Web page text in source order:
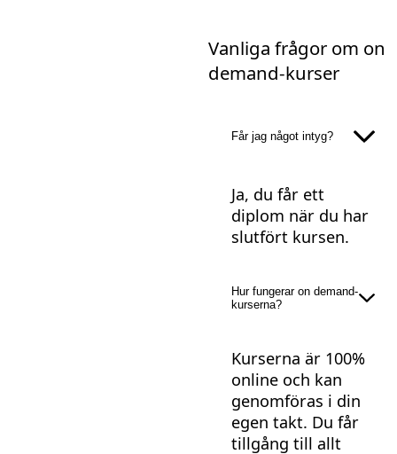
Vanliga frågor om on
demand-kurser
Får jag något intyg?
Ja, du får ett
diplom när du har
slutfört kursen.
Hur fungerar on demand-
kurserna?
Kurserna är 100%
online och kan
genomföras i din
egen takt. Du får
tillgång till allt